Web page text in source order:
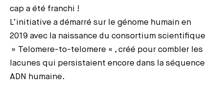
cap a été franchi !
L’initiative a démarré sur le génome humain en
2019 avec la naissance du consortium scientifique
» Telomere-to-telomere « , créé pour combler les
lacunes qui persistaient encore dans la séquence
ADN humaine.